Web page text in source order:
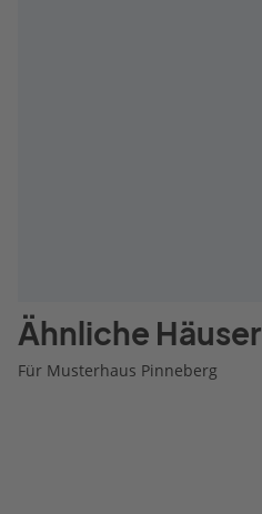
Ähnliche Häuser
Für Musterhaus Pinneberg